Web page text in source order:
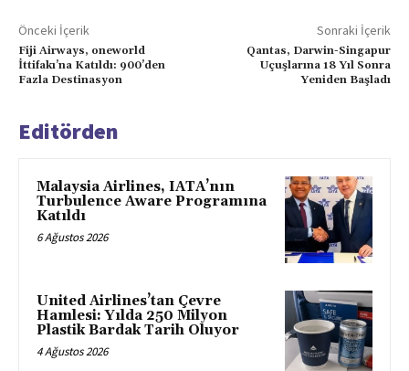
Önceki İçerik
Fiji Airways, oneworld
İttifakı’na Katıldı: 900’den
Fazla Destinasyon
Sonraki İçerik
Qantas, Darwin-Singapur
Uçuşlarına 18 Yıl Sonra
Yeniden Başladı
Editörden
Malaysia Airlines, IATA’nın
Turbulence Aware Programına
Katıldı
6 Ağustos 2026
United Airlines’tan Çevre
Hamlesi: Yılda 250 Milyon
Plastik Bardak Tarih Oluyor
4 Ağustos 2026